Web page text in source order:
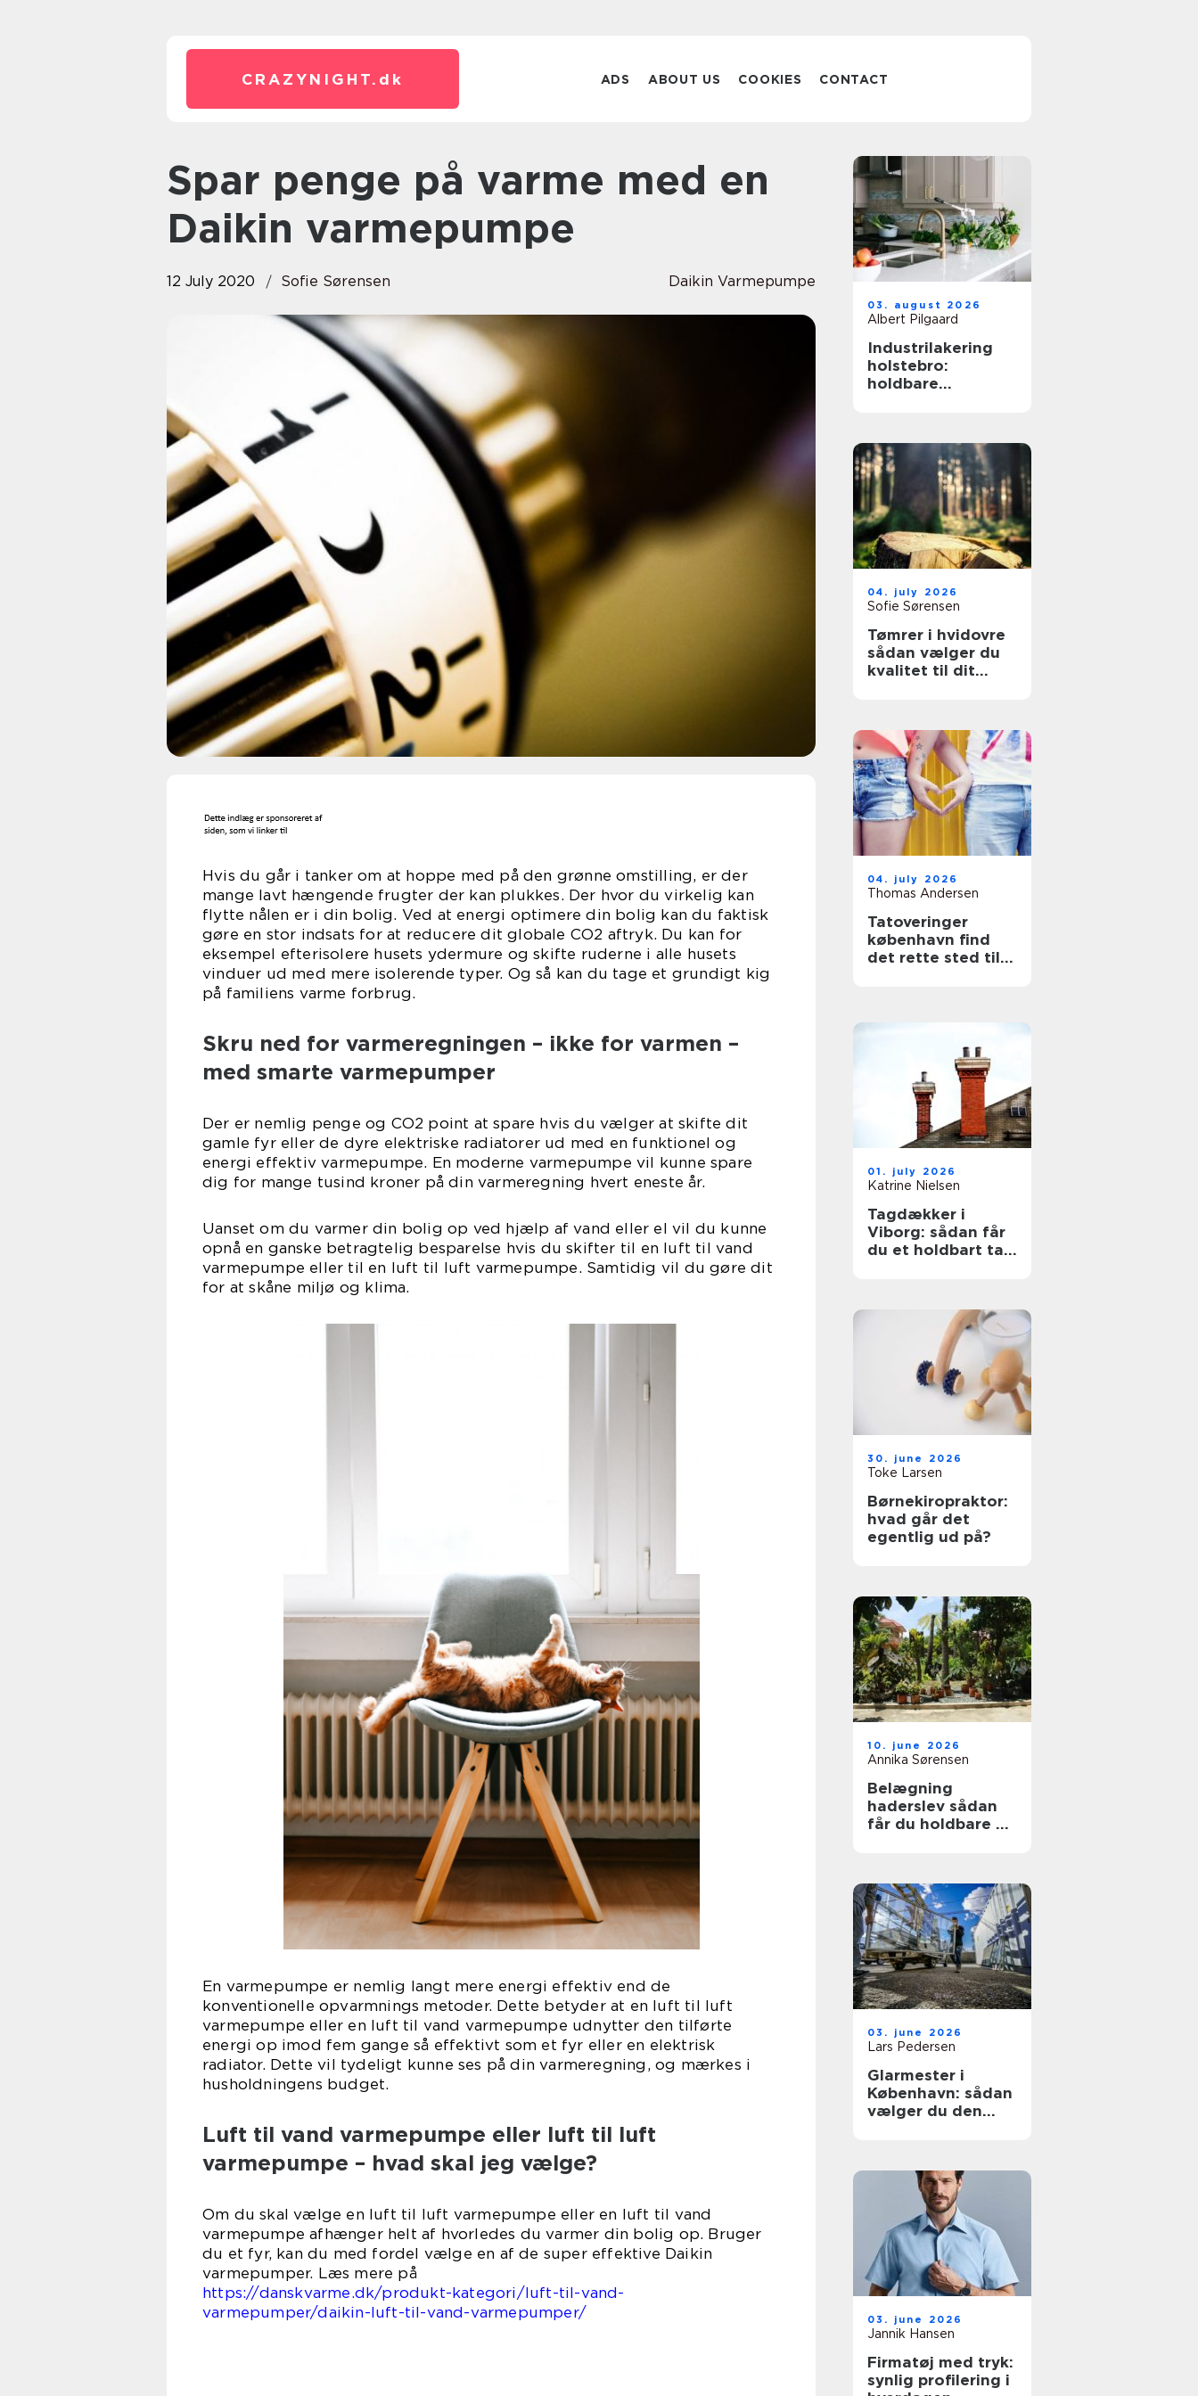
CRAZYNIGHT. dk ADS ABOUT US COOKIES CONTACT
Spar penge på varme med en
Daikin varmepumpe
12 July 2020 Sofie Sørensen Daikin Varmepumpe
Hvis du går i tanker om at hoppe med på den grønne omstilling, er der
mange lavt hængende frugter der kan plukkes. Der hvor du virkelig kan
flytte nålen er i din bolig. Ved at energi optimere din bolig kan du faktisk
gøre en stor indsats for at reducere dit globale CO2 aftryk. Du kan for
eksempel efterisolere husets ydermure og skifte ruderne i alle husets
vinduer ud med mere isolerende typer. Og så kan du tage et grundigt kig
på familiens varme forbrug.
Skru ned for varmeregningen – ikke for varmen –
med smarte varmepumper
Der er nemlig penge og CO2 point at spare hvis du vælger at skifte dit
gamle fyr eller de dyre elektriske radiatorer ud med en funktionel og
energi effektiv varmepumpe. En moderne varmepumpe vil kunne spare
dig for mange tusind kroner på din varmeregning hvert eneste år.
Uanset om du varmer din bolig op ved hjælp af vand eller el vil du kunne
opnå en ganske betragtelig besparelse hvis du skifter til en luft til vand
varmepumpe eller til en luft til luft varmepumpe. Samtidig vil du gøre dit
for at skåne miljø og klima.
En varmepumpe er nemlig langt mere energi effektiv end de
konventionelle opvarmnings metoder. Dette betyder at en luft til luft
varmepumpe eller en luft til vand varmepumpe udnytter den tilførte
energi op imod fem gange så effektivt som et fyr eller en elektrisk
radiator. Dette vil tydeligt kunne ses på din varmeregning, og mærkes i
husholdningens budget.
Luft til vand varmepumpe eller luft til luft
varmepumpe – hvad skal jeg vælge?
Om du skal vælge en luft til luft varmepumpe eller en luft til vand
varmepumpe afhænger helt af hvorledes du varmer din bolig op. Bruger
du et fyr, kan du med fordel vælge en af de super effektive Daikin
varmepumper. Læs mere på
https://danskvarme.dk/produkt-kategori/luft-til-vand-
varmepumper/daikin-luft-til-vand-varmepumper/
03. august 2026
Albert Pilgaard
Industrilakering
holstebro:
holdbare
04. july 2026
Sofie Sørensen
Tømrer i hvidovre
sådan vælger du
kvalitet til dit
04. july 2026
Thomas Andersen
Tatoveringer
københavn find
det rette sted til
01. july 2026
Katrine Nielsen
Tagdækker i
Viborg: sådan får
du et holdbart tag
30. june 2026
Toke Larsen
Børnekiropraktor:
hvad går det
egentlig ud på?
10. june 2026
Annika Sørensen
Belægning
haderslev sådan
får du holdbare og
03. june 2026
Lars Pedersen
Glarmester i
København: sådan
vælger du den
03. june 2026
Jannik Hansen
Firmatøj med tryk:
synlig profilering i